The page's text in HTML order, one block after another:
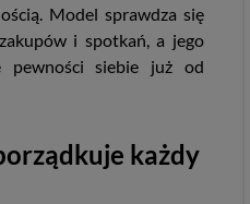
Model sprawdza się
i spotkań, a jego
pewności siebie już od
każdy